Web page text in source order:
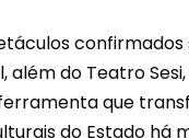
além do Teatro
que
do Estado há